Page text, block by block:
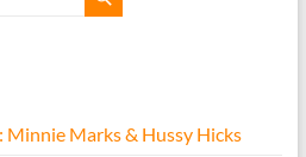
Marks & Hussy Hicks